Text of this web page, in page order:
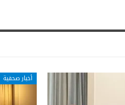
أخبار صحفية